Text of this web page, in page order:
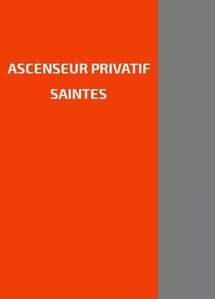
ASCENSEURPRIVATIF
SAINTES